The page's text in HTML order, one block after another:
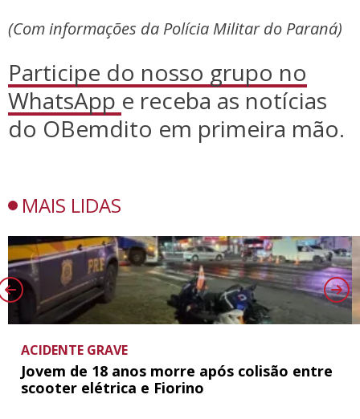
(Com informações da Polícia Militar do Paraná)
Participe do nosso grupo no
WhatsApp e receba as notícias
do OBemdito em primeira mão.
MAIS LIDAS
ACIDENTE GRAVE
Jovem de 18 anos morre após colisão entre
scooter elétrica e Fiorino